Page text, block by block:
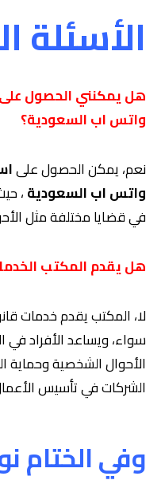
الأسئلة
هل يمكنني الحصول
واتس اب السعودية؟
نعم، يمكن الحصول على
واتس اب السعودية،
في قضايا مختلفة مثل
هل يقدم المكتب
لا، المكتب يقدم خدمات
سواء، ويساعد الأفراد في
الأحوال الشخصية وحماية
الشركات في تأسيس
وفي الختام